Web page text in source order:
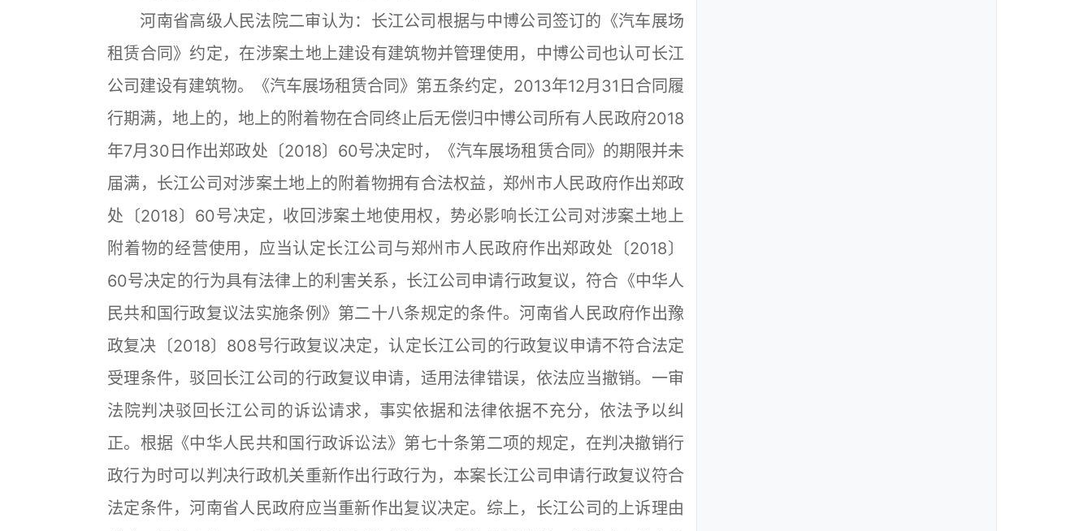
河南省高级人民法院二审认为：长江公司根据与中博公司签订的《汽车展场
租赁合同》约定，在涉案土地上建设有建筑物并管理使用，中博公司也认可长江
公司建设有建筑物。《汽车展场租赁合同》第五条约定，2013年12月31日合同履
行期满，地上的，地上的附着物在合同终止后无偿归中博公司所有人民政府2018
年7月30日作出郑政处〔2018〕60号决定时，《汽车展场租赁合同》的期限并未
届满，长江公司对涉案土地上的附着物拥有合法权益，郑州市人民政府作出郑政
处〔2018〕60号决定，收回涉案土地使用权，势必影响长江公司对涉案土地上
附着物的经营使用，应当认定长江公司与郑州市人民政府作出郑政处〔2018〕
60号决定的行为具有法律上的利害关系，长江公司申请行政复议，符合《中华人
民共和国行政复议法实施条例》第二十八条规定的条件。河南省人民政府作出豫
政复决〔2018〕808号行政复议决定，认定长江公司的行政复议申请不符合法定
受理条件，驳回长江公司的行政复议申请，适用法律错误，依法应当撤销。一审
法院判决驳回长江公司的诉讼请求，事实依据和法律依据不充分，依法予以纠
正。根据《中华人民共和国行政诉讼法》第七十条第二项的规定，在判决撤销行
政行为时可以判决行政机关重新作出行政行为，本案长江公司申请行政复议符合
法定条件，河南省人民政府应当重新作出复议决定。综上，长江公司的上诉理由